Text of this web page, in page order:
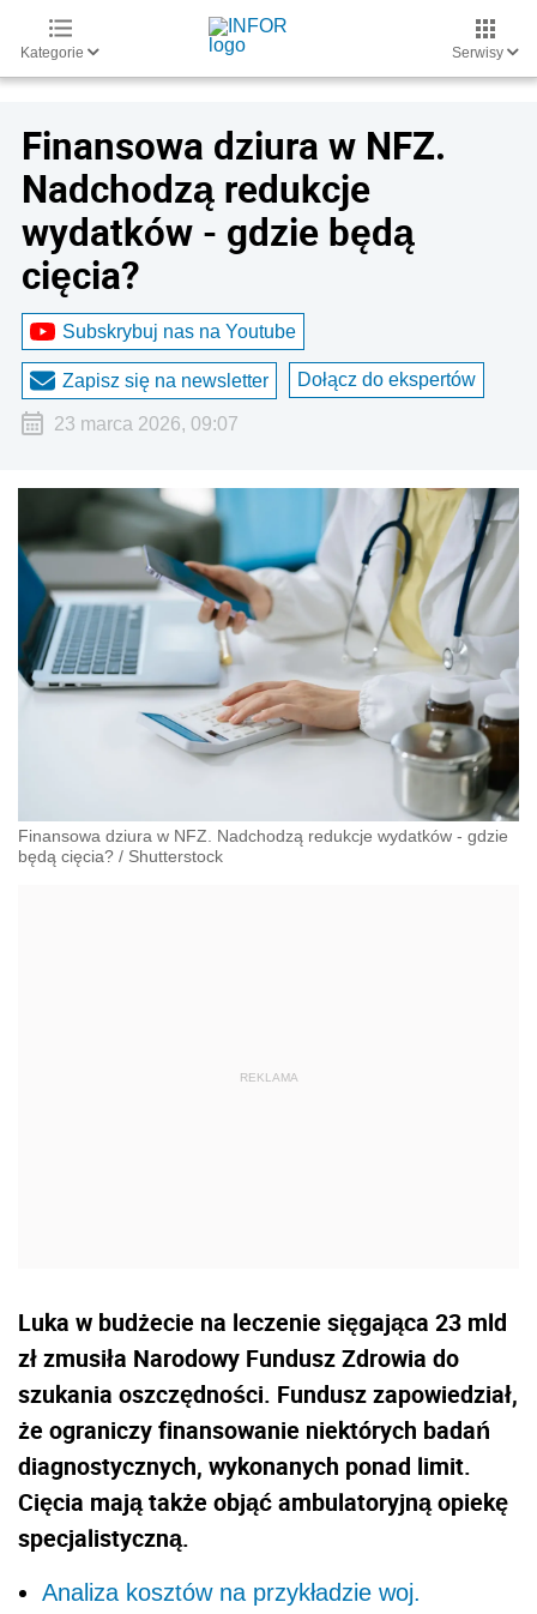
Kategorie Serwisy
Finansowa dziura w NFZ.
Nadchodzą redukcje
wydatków - gdzie będą
cięcia?
Subskrybuj nas na Youtube
Zapisz się na newsletter Dołącz do ekspertów
23 marca 2026, 09:07
Finansowa dziura w NFZ. Nadchodzą redukcje wydatków - gdzie
będą cięcia? / Shutterstock
Luka w budżecie na leczenie sięgająca 23 mld
zł zmusiła Narodowy Fundusz Zdrowia do
szukania oszczędności. Fundusz zapowiedział,
że ograniczy finansowanie niektórych badań
diagnostycznych, wykonanych ponad limit.
Cięcia mają także objąć ambulatoryjną opiekę
specjalistyczną.
Analiza kosztów na przykładzie woj.